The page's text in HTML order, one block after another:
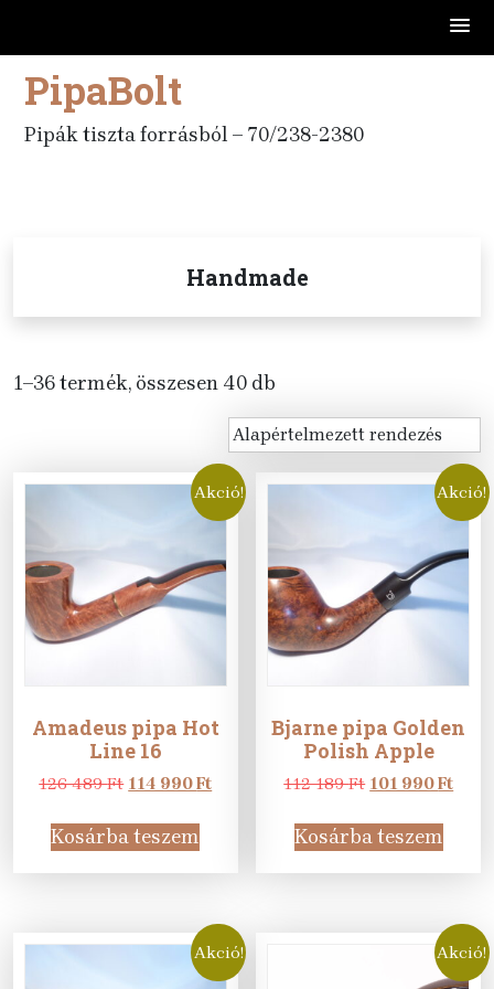
Skip
content
PipaBolt
Pipák tiszta forrásból – 70/238-2380
Handmade
1–36 termék, összesen 40 db
Akció!
Amadeus pipa Hot
Line 16
126 489Ft Original
was:
126
489 Ft.
114 990FtCurrent
990 Ft.
Kosárba teszem
Akció!
Bjarne pipa Golden
Polish Apple
112 189Ft Original
was:
112
189 Ft.
101 990Ft
990
Kosárba teszem
Akció! Akció!